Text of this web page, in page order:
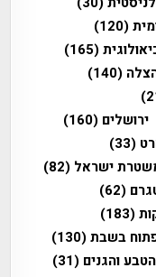
(120)
(165)
(140)
ירושלים (160)
(33)
ישראל (82)
(62)
(183)
בשבת(130)
והגנים (31)